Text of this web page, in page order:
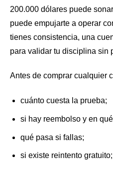
200.000 dólares puede
puede empujarte a operar
tienes consistencia, una
para validar tu disciplina sin
Antes de comprar cualquier
cuánto cuesta la prueba;
si hay reembolso y en
qué pasa si fallas;
si existe reintento gratuito;